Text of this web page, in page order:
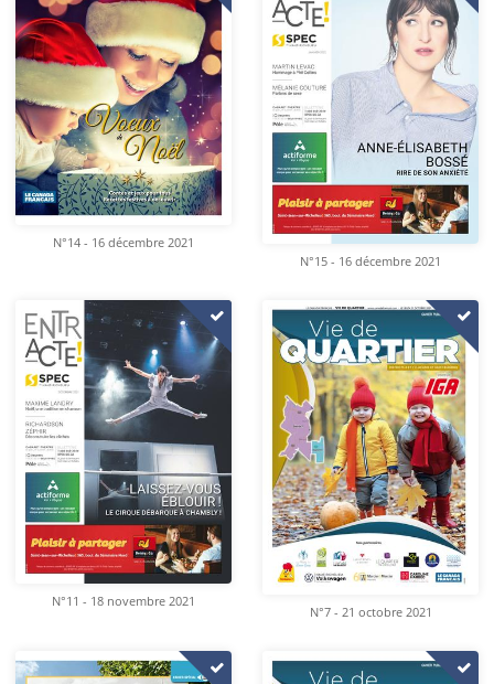
N°14 - 16 décembre 2021
N°15 - 16 décembre 2021
N°11 - 18 novembre 2021
N°7 - 21 octobre 2021